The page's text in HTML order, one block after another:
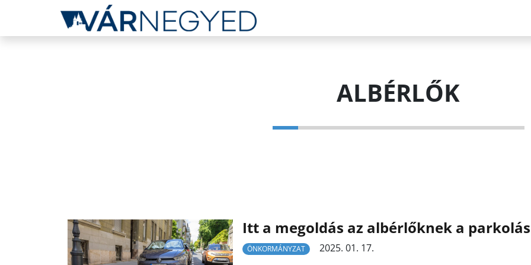
ALBÉRLŐK
Itt a megoldás az albérlőknek a
ÖNKORMÁNYZAT 2025. 01. 17.